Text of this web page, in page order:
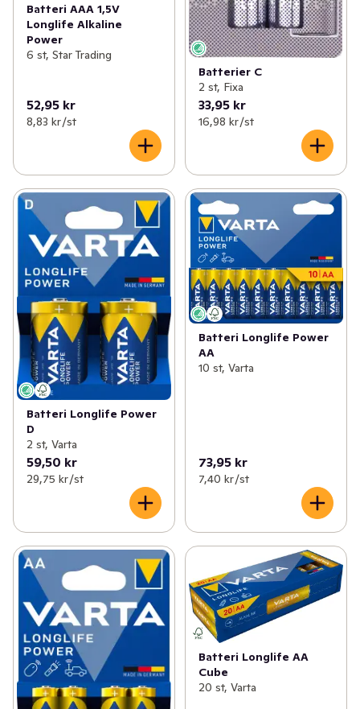
Batteri AAA 1,5V
Longlife Alkaline
Power
6 st, Star Trading
52,95 kr
8,83 kr /st
Batterier C
2 st, Fixa
33,95 kr
16,98 kr /st
Batteri Longlife Power
D
2 st, Varta
59,50 kr
29,75 kr /st
Batteri Longlife Power
AA
10 st, Varta
73,95 kr
7,40 kr /st
Batteri Longlife AA
Cube
20 st, Varta